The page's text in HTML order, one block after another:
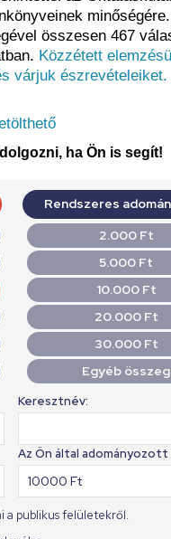
összesen 467
Közzétett
várjuk észrevételeiket.
ha Ön is segít!